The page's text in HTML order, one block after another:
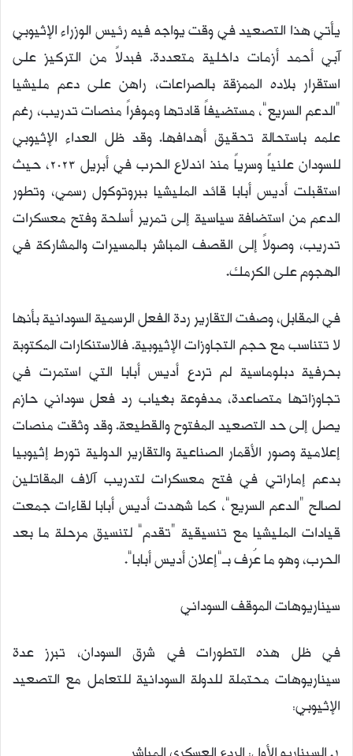
يأتي هذا التصعيد في وقت يواجه فيه رئيس الوزراء الإثيوبي
آبي أحمد أزمات داخلية متعددة. فبدلاً من التركيز على
استقرار بلاده الممزقة بالصراعات، راهن على دعم مليشيا
“الدعم السريع”، مستضيفاً قادتها وموفراً منصات تدريب، رغم
علمه باستحالة تحقيق أهدافها. وقد ظل العداء الإثيوبي
للسودان علنياً وسرياً منذ اندلاع الحرب في أبريل 2023، حيث
استقبلت أديس أبابا قائد المليشيا ببروتوكول رسمي، وتطور
الدعم من استضافة سياسية إلى تمرير أسلحة وفتح معسكرات
تدريب، وصولاً إلى القصف المباشر بالمسيرات والمشاركة في
الهجوم على الكرمك.
في المقابل، وصفت التقارير ردة الفعل الرسمية السودانية بأنها
لا تتناسب مع حجم التجاوزات الإثيوبية. فالاستنكارات المكتوبة
بحرفية دبلوماسية لم تردع أديس أبابا التي استمرت في
تجاوزاتها متصاعدة، مدفوعة بغياب رد فعل سوداني حازم
يصل إلى حد التصعيد المفتوح والقطيعة. وقد وثقت منصات
إعلامية وصور الأقمار الصناعية والتقارير الدولية تورط إثيوبيا
بدعم إماراتي في فتح معسكرات لتدريب آلاف المقاتلين
لصالح “الدعم السريع”، كما شهدت أديس أبابا لقاءات جمعت
قيادات المليشيا مع تنسيقية “تقدم” لتنسيق مرحلة ما بعد
الحرب، وهو ما عُرف بـ”إعلان أديس أبابا”.
سيناريوهات الموقف السوداني
في ظل هذه التطورات في شرق السودان، تبرز عدة
سيناريوهات محتملة للدولة السودانية للتعامل مع التصعيد
الإثيوبي: